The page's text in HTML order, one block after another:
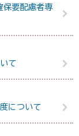
保要配慮者専
て
について